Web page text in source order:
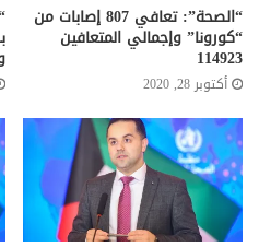
“الصحة”: تعافي 807 إصابات من
“كورونا” وإجمالي المتعافين
114923
أكتوبر 28, 2020